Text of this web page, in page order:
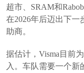
超市、SRAM和
在2026年后迈出下
助商。
据估计，Visma目前
入。车队需要一个新